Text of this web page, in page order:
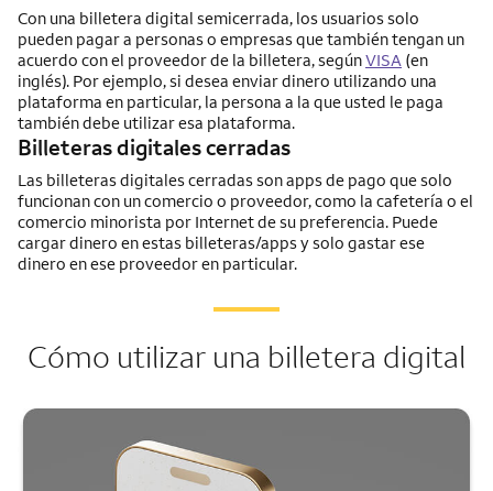
Con una billetera digital semicerrada, los usuarios solo
pueden pagar a personas o empresas que también tengan un
acuerdo con el proveedor de la billetera, segúnVISA (en
inglés). Por ejemplo, si desea enviar dinero utilizando una
plataforma en particular, la persona a la que usted le paga
también debe utilizar esa plataforma.
Billeteras digitales cerradas
Las billeteras digitales cerradas son apps de pago que solo
funcionan con un comercio o proveedor, como la cafetería o el
comercio minorista por Internet de su preferencia. Puede
cargar dinero en estas billeteras/apps y solo gastar ese
dinero en ese proveedor en particular.
Cómo utilizar una billetera digital